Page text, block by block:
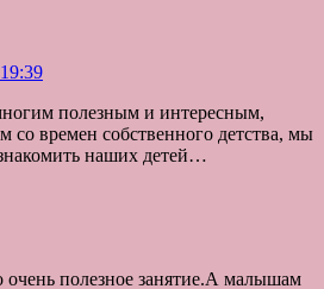
полезным и интересным,
со времен собственного детства, мы
наших детей…
очень полезное занятие.А малышам